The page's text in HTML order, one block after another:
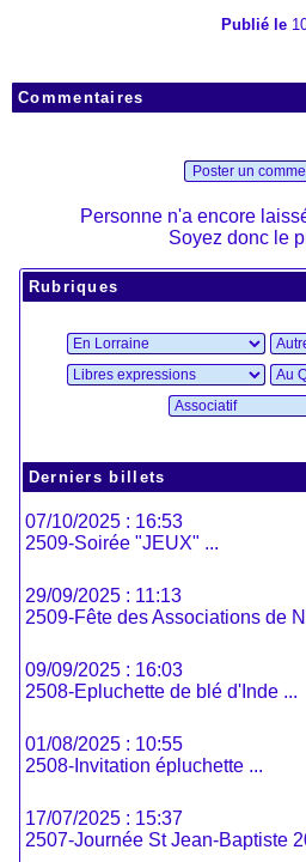
Publié le
Commentaires
Poster un
Personne n'a encore
Soyez donc le
Rubriques
Derniers billets
07/10/2025 : 16:53
2509-Soirée "JEUX" ...
29/09/2025 : 11:13
2509-Fête des Associations de
09/09/2025 : 16:03
2508-Epluchette de blé d'Inde ...
01/08/2025 : 10:55
2508-Invitation épluchette ...
17/07/2025 : 15:37
2507-Journée St Jean-Baptiste